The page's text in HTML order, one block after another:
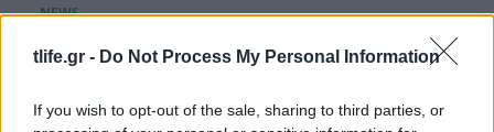
tlife.gr - Do Not Process My Personal Information
If you wish to opt-out of the sale, sharing to third parties, or
Ελίζαμπεθ Ελέτσι: Στον Άγιο Νεκτάριο με τον
σύζυγό της και τον γιο τους – «Σήμερα πήραμε
08.08.2026